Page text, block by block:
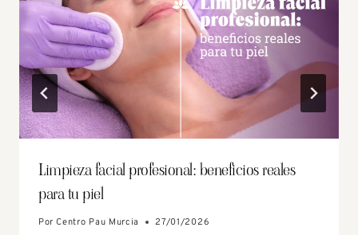
Limpieza facial profesional: beneficios reales
para tu piel
Por Centro Pau Murcia 27/01/2026